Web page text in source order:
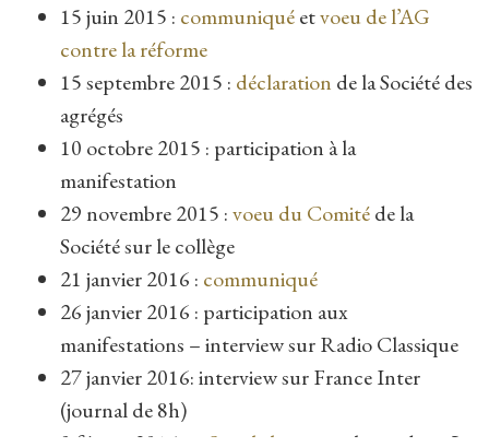
15 juin 2015 : communiquéetvoeu de l’AG
contre la réforme
15 septembre 2015 : déclaration de la Société des
agrégés
10 octobre 2015 : participation à la
manifestation
29 novembre 2015 :voeu du Comitéde la
Société sur le collège
21 janvier 2016 : communiqué
26 janvier 2016 : participation aux
manifestations – interview sur Radio Classique
27 janvier 2016: interview sur France Inter
(journal de 8h)